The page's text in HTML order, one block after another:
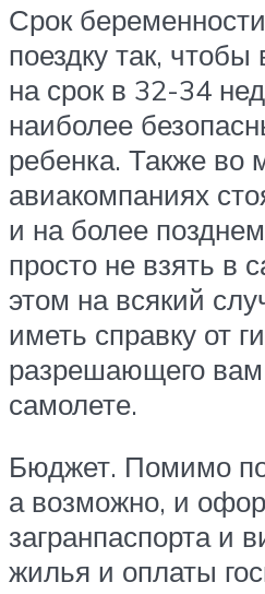
Срок
поездку так,
на срок в 32-34
наиболее
ребенка. Также во
авиакомпаниях
и на более
просто не взять в
этом на всякий
иметь справку от
разрешающего вам
самолете.
Бюджет. Помимо
а возможно, и
загранпаспорта и
жилья и оплаты